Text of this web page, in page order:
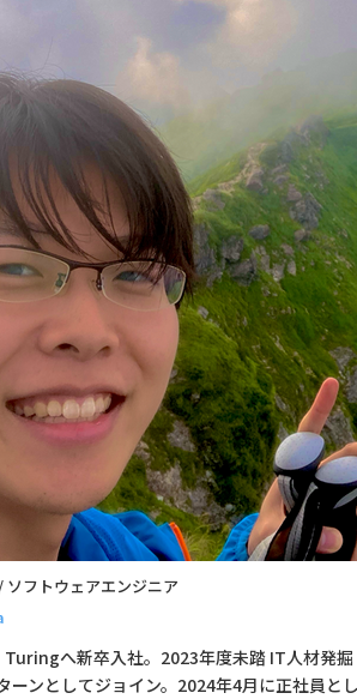
フトウェアエンジニア
へ新卒入社。2023年度未踏 IT人材発
ーンとしてジョイン。2024年4月に正社員と